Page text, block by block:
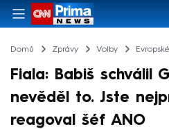
Domů Zprávy Volby
Fiala: Babiš schválil
nevěděl to. Jste
reagoval šéf ANO